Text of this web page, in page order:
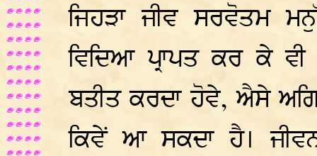
ਜਿਹੜਾ ਜੀਵ ਸਰਵੋਤਮ
ਵਿਦਿਆ ਪ੍ਰਾਪਤ ਕਰ ਕੇ
ਬਤੀਤ ਕਰਦਾ ਹੋਵੇ, ਐਸੇ
ਕਿਵੇਂ ਆ ਸਕਦਾ ਹੈ।